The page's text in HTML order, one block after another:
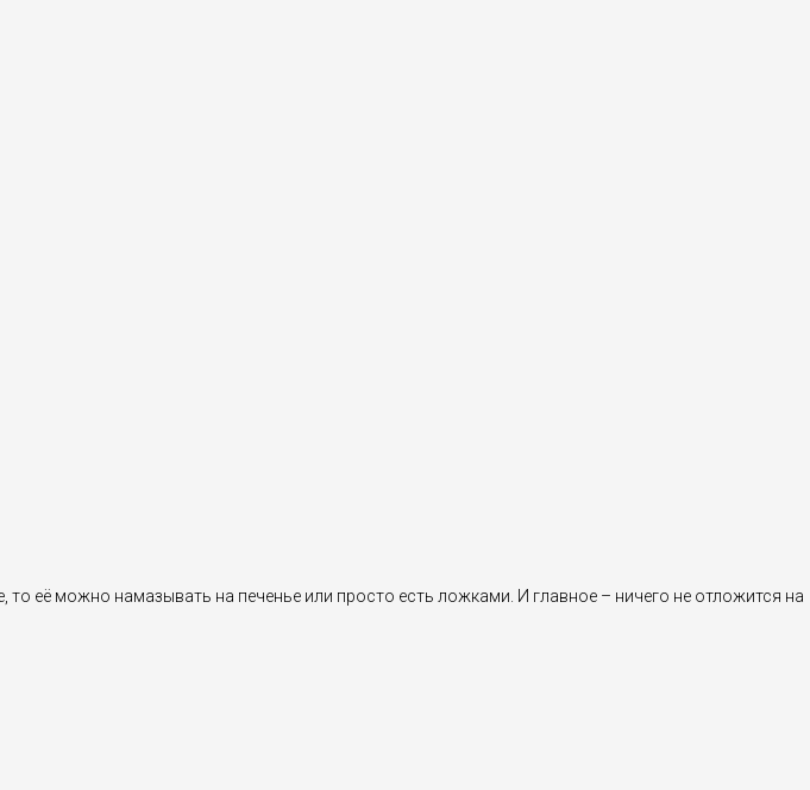
её можно намазывать на печенье или просто есть ложками. И главное – ничего не отложится на